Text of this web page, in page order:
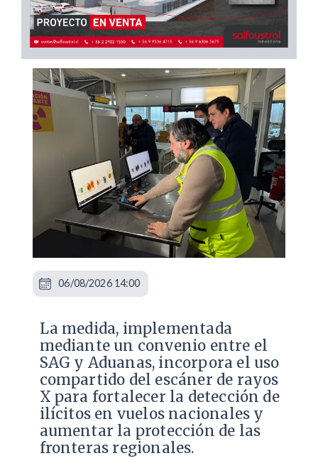
La medida, implementada
mediante un convenio entre el
SAG y Aduanas, incorpora el uso
compartido del escáner de rayos
X para fortalecer la detección de
ilícitos en vuelos nacionales y
aumentar la protección de las
fronteras regionales.
06/08/2026 14:00